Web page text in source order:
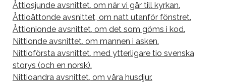
Åttiosjunde avsnittet, om när vi går till kyrkan.
Åttioåttonde avsnittet, om natt utanför fönstret.
Åttionionde avsnittet, om det som göms i kod.
Nittionde avsnittet, om mannen i asken.
Nittioförsta avsnittet, med ytterligare tio svenska
storys (och en norsk).
Nittioandra avsnittet, om våra husdjur.